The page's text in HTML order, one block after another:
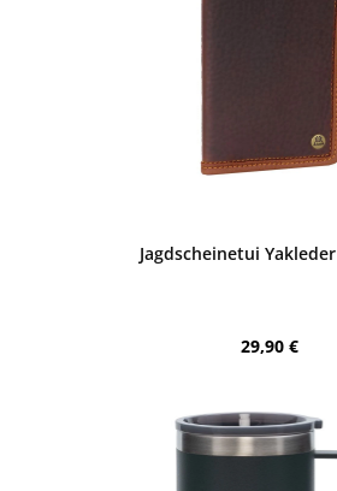
Jagdscheinetui
Regulärer
29,90 €